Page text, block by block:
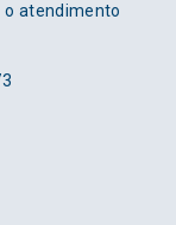
o atendimento